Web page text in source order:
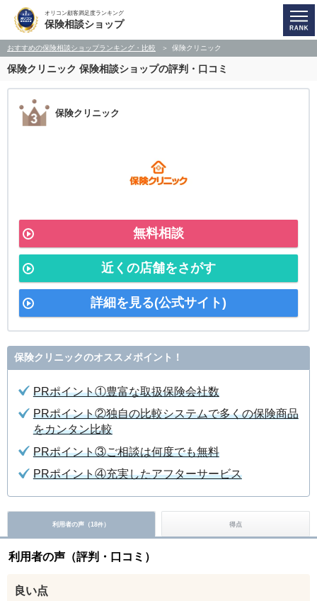
オリコン顧客満足度ランキング
保険相談ショップ
おすすめの保険相談ショップランキング・比較 保険クリニック
保険クリニック 保険相談ショップの評判・口コミ
保険クリニック
無料相談
近くの店舗をさがす
詳細を見る(公式サイト)
保険クリニックのオススメポイント！
PRポイント①豊富な取扱保険会社数
PRポイント②独自の比較システムで多くの保険商品
をカンタン比較
PRポイント③ご相談は何度でも無料
PRポイント④充実したアフターサービス
利用者の声（18件） 得点
利用者の声（評判・口コミ）
良い点